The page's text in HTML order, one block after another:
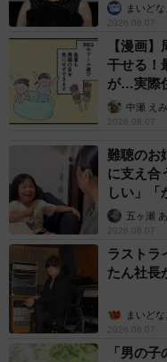
まいど
2026.08.07
【漫画
干せる！
が…実際
中瀬 えみ
2026.08.07
難聴のお
に支え合
しい」「
五ヶ瀬
2026.08.07
ラストラ
たん社長
まいど
2026.08.07
「男の